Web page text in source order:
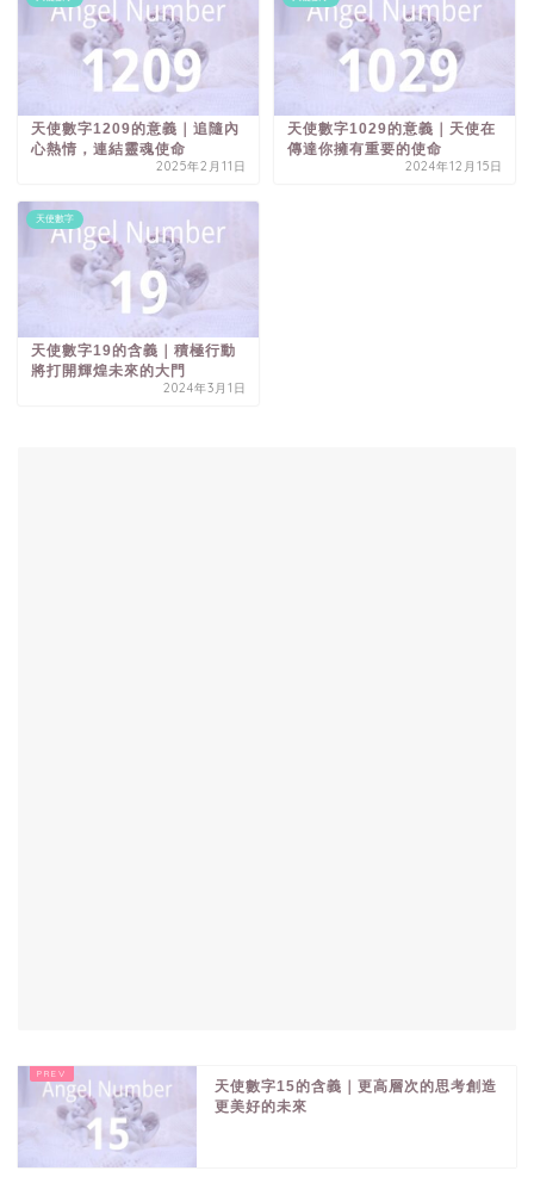
天使數字1209的意義｜追隨內
心熱情，連結靈魂使命
2025年2月11日
天使數字1029的意義｜天使在
傳達你擁有重要的使命
2024年12月15日
天使數字
天使數字19的含義｜積極行動
將打開輝煌未來的大門
2024年3月1日
天使數字15的含義｜更高層次的思考創造
更美好的未來